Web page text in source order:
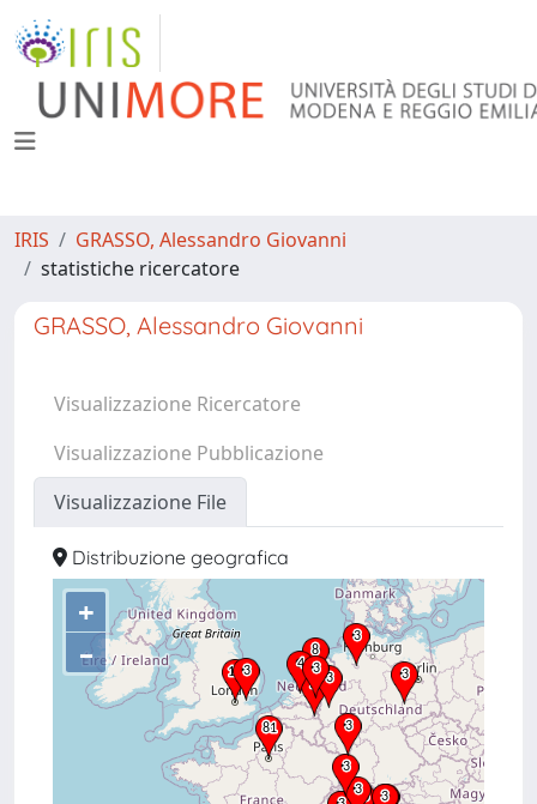
IRIS
GRASSO, Alessandro Giovanni
statistiche ricercatore
GRASSO, Alessandro Giovanni
Visualizzazione Ricercatore
Visualizzazione Pubblicazione
Visualizzazione File
Distribuzione geografica
+
–